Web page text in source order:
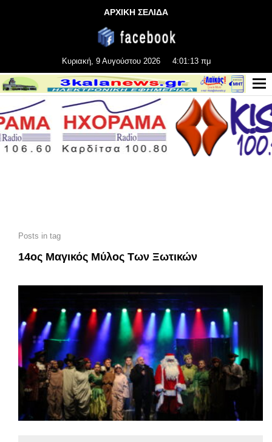
ΑΡΧΙΚΗ ΣΕΛΙΔΑ
Κυριακή, 9 Αυγούστου 2026 4:01:14 πμ
Posts in tag
14ος Μαγικός Μύλος Των Ξωτικών